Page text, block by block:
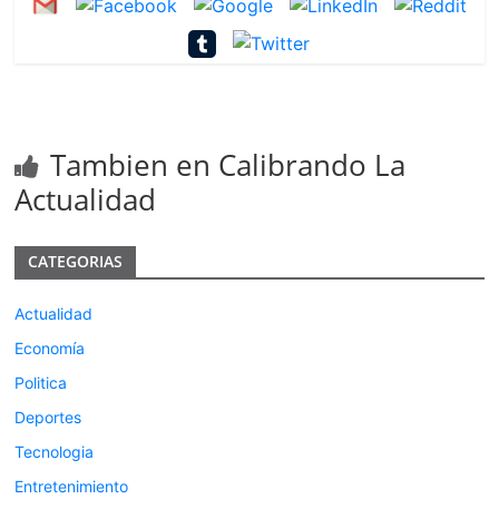
Tambien en Calibrando La
Actualidad
CATEGORIAS
Actualidad
Economía
Politica
Deportes
Tecnologia
Entretenimiento